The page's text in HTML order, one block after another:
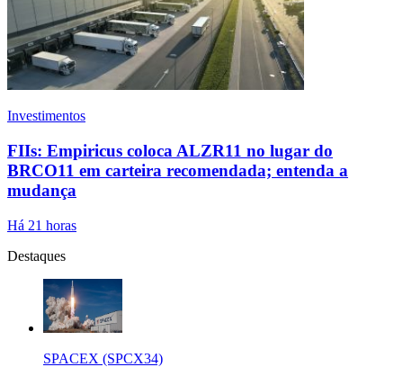
Investimentos
FIIs: Empiricus coloca ALZR11 no lugar do
BRCO11 em carteira recomendada; entenda a
mudança
Há 21 horas
Destaques
SPACEX (SPCX34)